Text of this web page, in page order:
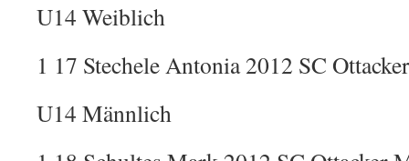
U14 Weiblich
1 17 Stechele Antonia 2012 SC
U14 Männlich